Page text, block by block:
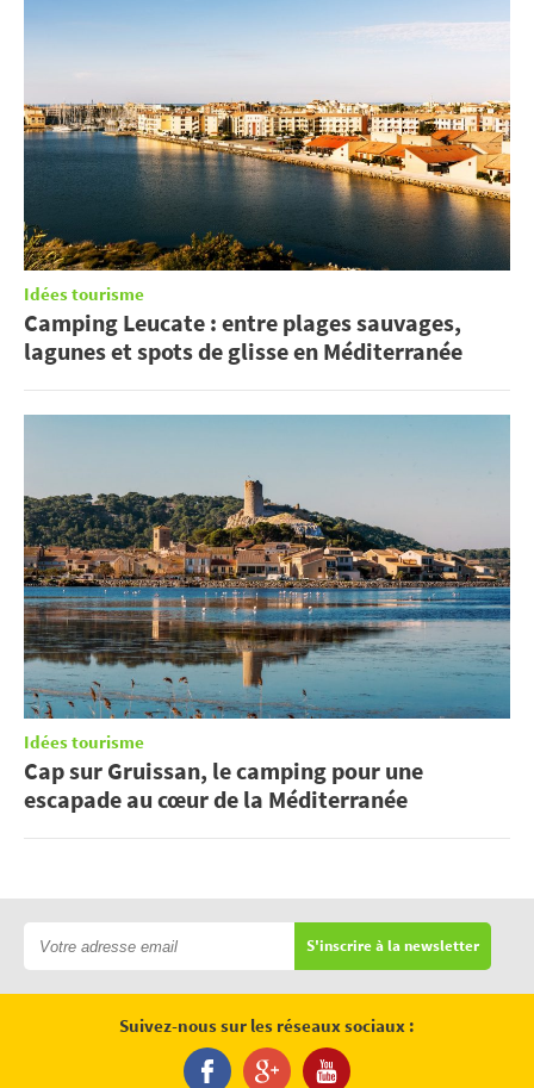
Idées tourisme
Camping Leucate : entre plages sauvages,
lagunes et spots de glisse en Méditerranée
Idées tourisme
Cap sur Gruissan, le camping pour une
escapade au cœur de la Méditerranée
S'inscrire à la newsletter
Suivez-nous sur les réseaux sociaux :